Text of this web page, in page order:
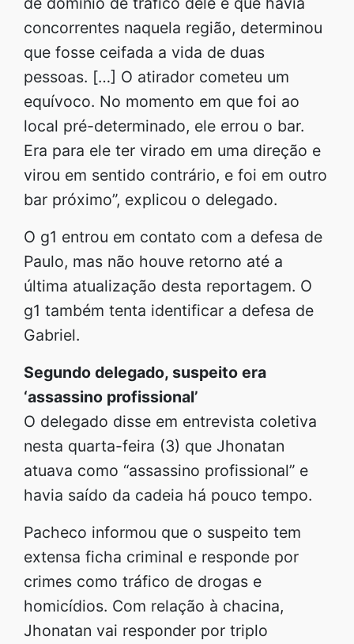
concorrentes naquela região, determinou
que fosse ceifada a vida de duas
pessoas. […] O atirador cometeu um
equívoco. No momento em que foi ao
local pré-determinado, ele errou o bar.
Era para ele ter virado em uma direção e
virou em sentido contrário, e foi em outro
bar próximo”, explicou o delegado.
O g1 entrou em contato com a defesa de
Paulo, mas não houve retorno até a
última atualização desta reportagem. O
g1 também tenta identificar a defesa de
Gabriel.
Segundo delegado, suspeito era
‘assassino profissional’
O delegado disse em entrevista coletiva
nesta quarta-feira (3) que Jhonatan
atuava como “assassino profissional” e
havia saído da cadeia há pouco tempo.
Pacheco informou que o suspeito tem
extensa ficha criminal e responde por
crimes como tráfico de drogas e
homicídios. Com relação à chacina,
Jhonatan vai responder por triplo